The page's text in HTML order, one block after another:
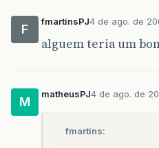
F
fmartinsPJ4 de ago. de
alguem teria um
M
matheusPJ4 de ago. de
fmartins: